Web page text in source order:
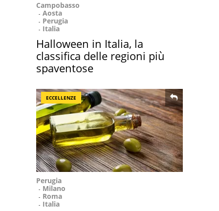
Campobasso
Aosta
Perugia
Italia
Halloween in Italia, la
classifica delle regioni più
spaventose
ECCELLENZE
Perugia
Milano
Roma
Italia